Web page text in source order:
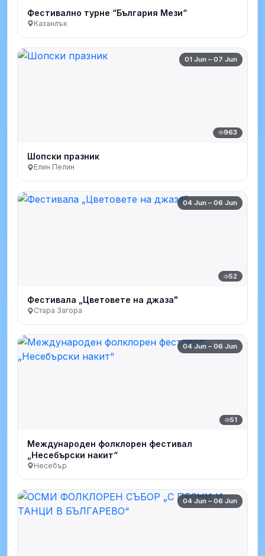
Фестивално турне “България Мези“
Казанлък
01 Jun – 07 Jun
963
Шопски празник
Елин Пелин
04 Jun – 06 Jun
52
Фестивала „Цветовете на джаза"
Стара Загора
04 Jun – 06 Jun
51
Международен фолклорен фестивал
„Несебърски накит“
Несебър
04 Jun – 06 Jun